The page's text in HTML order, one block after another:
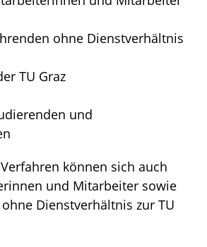
ohne Dienstverhältnis
TU Graz
und
können sich auch
und Mitarbeiter sowie
Dienstverhältnis zur TU